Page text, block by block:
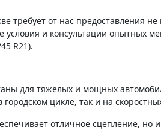
от нас предоставления не
и консультации опытных
R21).
для тяжелых и мощных
цикле, так и на
отличное сцепление, но